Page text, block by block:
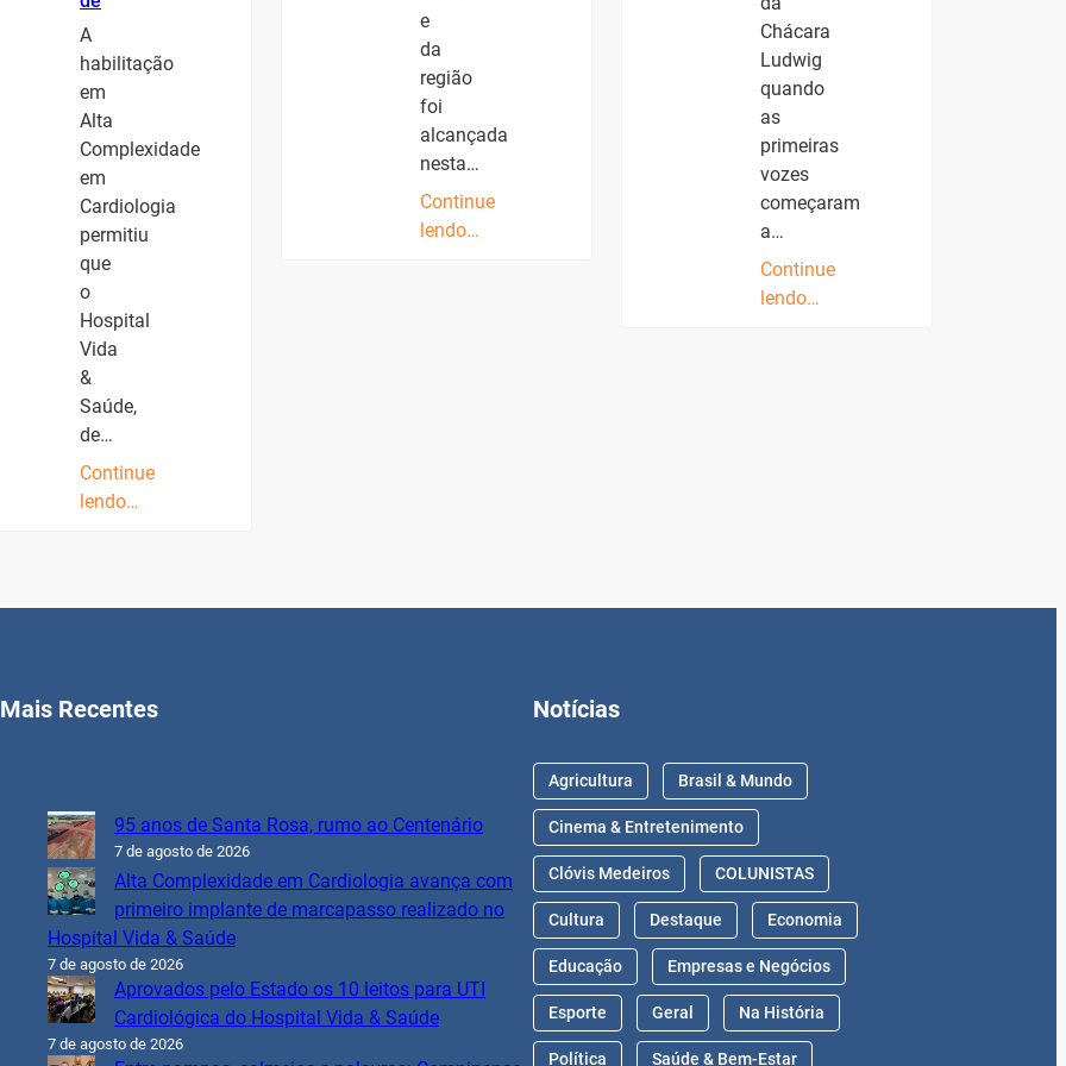
A
habilitação
em
Alta
Complexidade
em
Cardiologia
permitiu
que
o
Hospital
Vida
&
Saúde,
de…
Continue
lendo…
e
da
região
foi
alcançada
nesta…
Continue
lendo…
Chácara
Ludwig
quando
as
primeiras
vozes
começaram
a…
Continue
lendo…
Mais Recentes
95 anos de Santa Rosa, rumo ao Centenário
7 de agosto de 2026
Alta Complexidade em Cardiologia avança com
primeiro implante de marcapasso realizado no
Hospital Vida & Saúde
7 de agosto de 2026
Aprovados pelo Estado os 10 leitos para UTI
Cardiológica do Hospital Vida & Saúde
7 de agosto de 2026
Notícias
Agricultura Brasil & Mundo
Cinema & Entretenimento
Clóvis Medeiros COLUNISTAS
Cultura Destaque Economia
Educação Empresas e Negócios
Esporte Geral Na História
Política Saúde & Bem-Estar